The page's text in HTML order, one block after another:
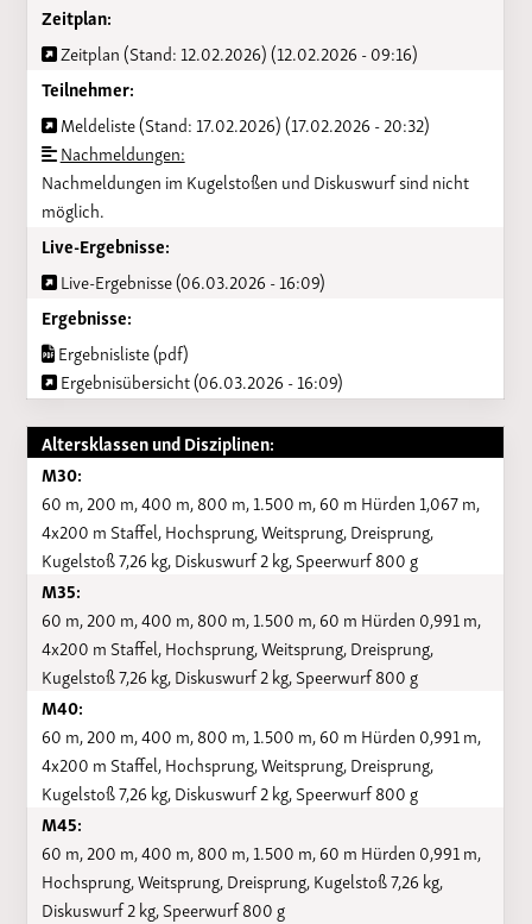
Zeitplan:
Zeitplan (Stand: 12.02.2026) (12.02.2026 - 09:16)
Teilnehmer:
Meldeliste (Stand: 17.02.2026) (17.02.2026 - 20:32)
Nachmeldungen:
Nachmeldungen im Kugelstoßen und Diskuswurf sind nicht
möglich.
Live-Ergebnisse:
Live-Ergebnisse (06.03.2026 - 16:09)
Ergebnisse:
Ergebnisliste (pdf)
Ergebnisübersicht (06.03.2026 - 16:09)
Altersklassen und Disziplinen:
M30:
60 m, 200 m, 400 m, 800 m, 1.500 m, 60 m Hürden 1,067 m,
4x200 m Staffel, Hochsprung, Weitsprung, Dreisprung,
Kugelstoß 7,26 kg, Diskuswurf 2 kg, Speerwurf 800 g
M35:
60 m, 200 m, 400 m, 800 m, 1.500 m, 60 m Hürden 0,991 m,
4x200 m Staffel, Hochsprung, Weitsprung, Dreisprung,
Kugelstoß 7,26 kg, Diskuswurf 2 kg, Speerwurf 800 g
M40:
60 m, 200 m, 400 m, 800 m, 1.500 m, 60 m Hürden 0,991 m,
4x200 m Staffel, Hochsprung, Weitsprung, Dreisprung,
Kugelstoß 7,26 kg, Diskuswurf 2 kg, Speerwurf 800 g
M45:
60 m, 200 m, 400 m, 800 m, 1.500 m, 60 m Hürden 0,991 m,
Hochsprung, Weitsprung, Dreisprung, Kugelstoß 7,26 kg,
Diskuswurf 2 kg, Speerwurf 800 g